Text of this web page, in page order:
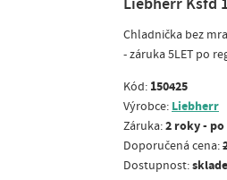
Liebherr Ksfd
Chladnička bez
- záruka 5LET po
Kód: 150425
Výrobce: Liebherr
Záruka:2 roky -
Doporučená cena:
Dostupnost: